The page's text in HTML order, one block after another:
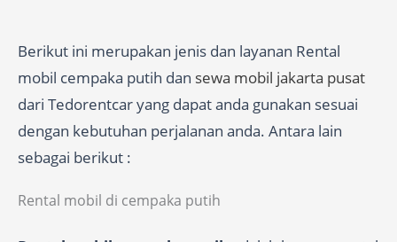
Berikut ini merupakan jenis dan layanan Rental
mobil cempaka putih dan sewa mobil jakarta pusat
dari Tedorentcar yang dapat anda gunakan sesuai
dengan kebutuhan perjalanan anda. Antara lain
sebagai berikut :
Rental mobil di cempaka putih